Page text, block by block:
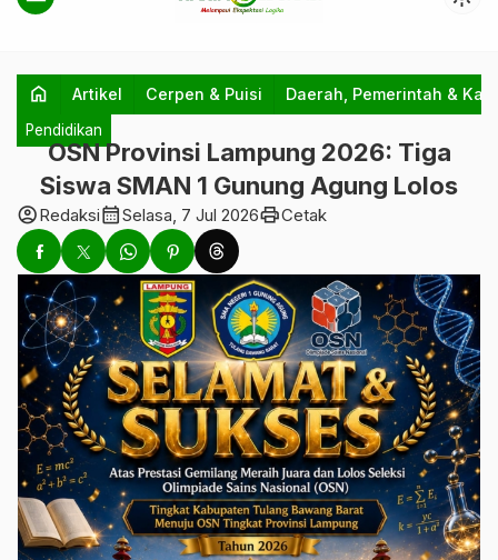
home Artikel Cerpen & Puisi Daerah, Pemerintah &
Pendidikan
OSN Provinsi Lampung 2026: Tiga
Siswa SMAN 1 Gunung Agung Lolos
account_circleRedaksicalendar_monthSelasa, 7 Jul 2026printCetak